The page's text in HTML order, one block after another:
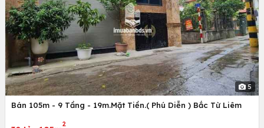
5
Bán 105m - 9 Tầng - 19m.Mặt Tiền.( Phú Diễn ) Bắc Từ Liêm
2